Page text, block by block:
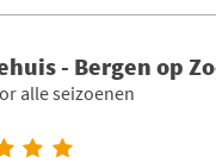
- Bergen op
alle seizoenen